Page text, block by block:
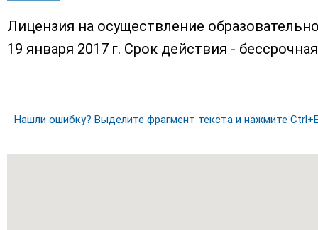
Лицензия на осуществление
19 января 2017 г. Срок действия -
Нашли ошибку? Выделите фрагмент текста и нажмите